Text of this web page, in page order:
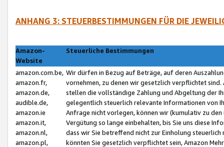
ANHANG 3: STEUERBESTIMMUNGEN FÜR DIE
Amazon-
Website
Steuerliche Bestimmungen
amazon.com.be,
amazon.fr,
amazon.de,
audible.de,
amazon.ie
amazon.it,
amazon.nl,
amazon.pl,
Wir dürfen in Bezug auf Beträge, auf deren
vornehmen, zu denen wir gesetzlich verpflichtet
stellen die vollständige Zahlung und Abgeltung der
gelegentlich steuerlich relevante Informationen von
Anfrage nicht vorlegen, können wir (kumulativ zu
Vergütung so lange einbehalten, bis Sie uns diese
dass wir Sie betreffend nicht zur Einholung
könnten Sie gesetzlich verpflichtet sein, Amazon